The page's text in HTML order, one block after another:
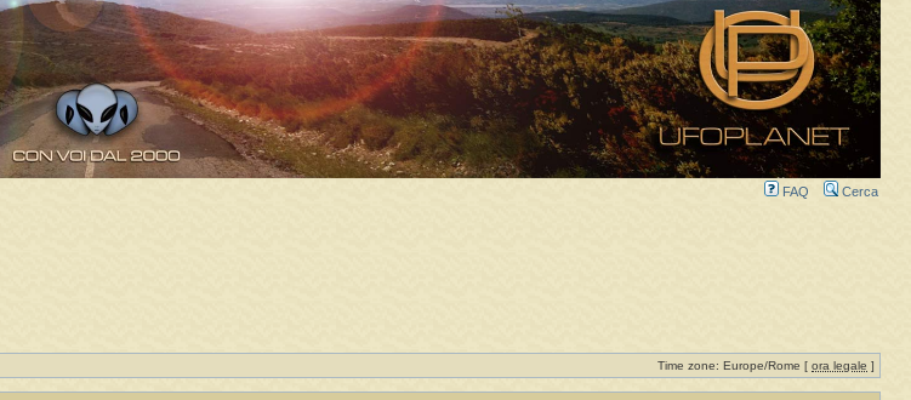
FAQ Cerca
Time zone: Europe/Rome [ ora legale ]